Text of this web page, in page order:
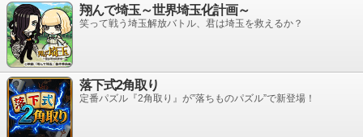
翔んで埼玉～世界埼玉化計画～
笑って戦う埼玉解放バトル、君は埼玉を救えるか？
落下式2角取り
定番パズル『2角取り』が”落ちものパズル”で新登場！